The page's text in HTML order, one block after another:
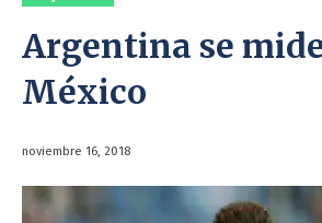
Argentina se
México
noviembre 16, 2018